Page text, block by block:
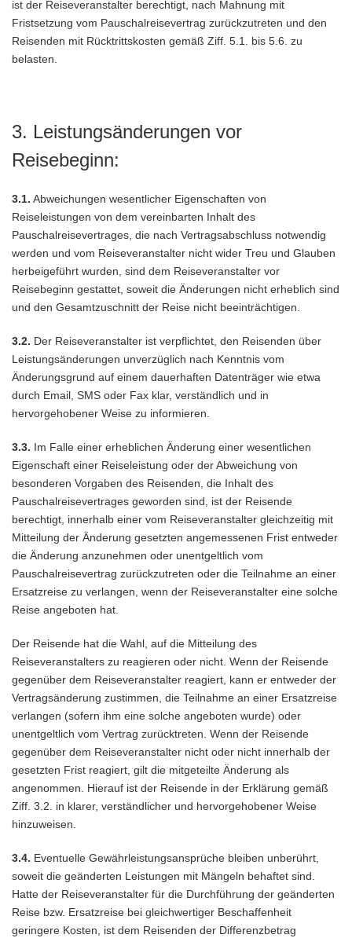
ist der Reiseveranstalter berechtigt, nach Mahnung mit
Fristsetzung vom Pauschalreisevertrag zurückzutreten und den
Reisenden mit Rücktrittskosten gemäß Ziff. 5.1. bis 5.6. zu
belasten.
3. Leistungsänderungen vor
Reisebeginn:
3.1. Abweichungen wesentlicher Eigenschaften von
Reiseleistungen von dem vereinbarten Inhalt des
Pauschalreisevertrages, die nach Vertragsabschluss notwendig
werden und vom Reiseveranstalter nicht wider Treu und Glauben
herbeigeführt wurden, sind dem Reiseveranstalter vor
Reisebeginn gestattet, soweit die Änderungen nicht erheblich sind
und den Gesamtzuschnitt der Reise nicht beeinträchtigen.
3.2. Der Reiseveranstalter ist verpflichtet, den Reisenden über
Leistungsänderungen unverzüglich nach Kenntnis vom
Änderungsgrund auf einem dauerhaften Datenträger wie etwa
durch Email, SMS oder Fax klar, verständlich und in
hervorgehobener Weise zu informieren.
3.3. Im Falle einer erheblichen Änderung einer wesentlichen
Eigenschaft einer Reiseleistung oder der Abweichung von
besonderen Vorgaben des Reisenden, die Inhalt des
Pauschalreisevertrages geworden sind, ist der Reisende
berechtigt, innerhalb einer vom Reiseveranstalter gleichzeitig mit
Mitteilung der Änderung gesetzten angemessenen Frist entweder
die Änderung anzunehmen oder unentgeltlich vom
Pauschalreisevertrag zurückzutreten oder die Teilnahme an einer
Ersatzreise zu verlangen, wenn der Reiseveranstalter eine solche
Reise angeboten hat.
Der Reisende hat die Wahl, auf die Mitteilung des
Reiseveranstalters zu reagieren oder nicht. Wenn der Reisende
gegenüber dem Reiseveranstalter reagiert, kann er entweder der
Vertragsänderung zustimmen, die Teilnahme an einer Ersatzreise
verlangen (sofern ihm eine solche angeboten wurde) oder
unentgeltlich vom Vertrag zurücktreten. Wenn der Reisende
gegenüber dem Reiseveranstalter nicht oder nicht innerhalb der
gesetzten Frist reagiert, gilt die mitgeteilte Änderung als
angenommen. Hierauf ist der Reisende in der Erklärung gemäß
Ziff. 3.2. in klarer, verständlicher und hervorgehobener Weise
hinzuweisen.
3.4. Eventuelle Gewährleistungsansprüche bleiben unberührt,
soweit die geänderten Leistungen mit Mängeln behaftet sind.
Hatte der Reiseveranstalter für die Durchführung der geänderten
Reise bzw. Ersatzreise bei gleichwertiger Beschaffenheit
geringere Kosten, ist dem Reisenden der Differenzbetrag